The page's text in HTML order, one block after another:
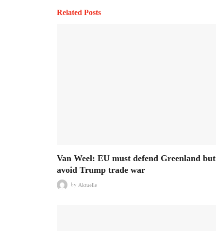
Related Posts
Van Weel: EU must defend Greenland but
avoid Trump trade war
by Aktuelle